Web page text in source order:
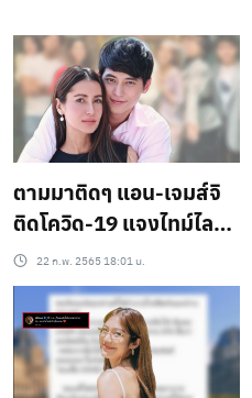
ตามมาติดๆ แอน-เจมส์จิ
ติดโควิด-19 แจงไทม์ไลน์
ตามนี้!??
22 ก.พ. 2565 18:01 น.